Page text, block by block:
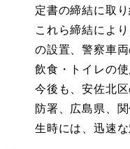
定書の締結に取り
これら締結によ
の設置、警察車
飲食・トイレの
今後も、安佐北
防署、広島県、
生時には、迅速